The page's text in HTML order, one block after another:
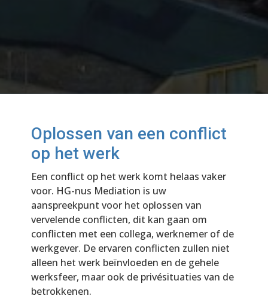
Oplossen van een conflict
op het werk
Een conflict op het werk komt helaas vaker
voor. HG-nus Mediation is uw
aanspreekpunt voor het oplossen van
vervelende conflicten, dit kan gaan om
conflicten met een collega, werknemer of de
werkgever. De ervaren conflicten zullen niet
alleen het werk beïnvloeden en de gehele
werksfeer, maar ook de privésituaties van de
betrokkenen.